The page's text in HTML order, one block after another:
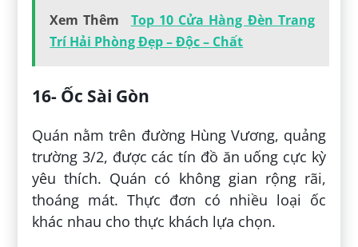
Xem Thêm
Top 10 Cửa Hàng Đèn Trang
Trí Hải Phòng Đẹp – Độc – Chất
16- Ốc Sài Gòn
Quán nằm trên đường Hùng Vương, quảng
trường 3/2, được các tín đồ ăn uống cực kỳ
yêu thích. Quán có không gian rộng rãi,
thoáng mát. Thực đơn có nhiều loại ốc
khác nhau cho thực khách lựa chọn.